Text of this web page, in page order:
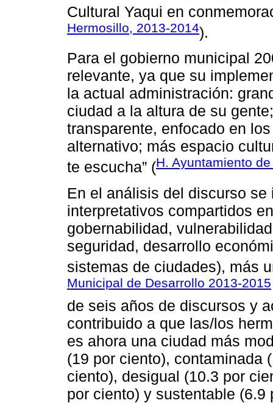
Cultural Yaqui en
Hermosillo, 2013-2014).
Para el gobierno municipal
relevante, ya que su
la actual administración:
ciudad a la altura de su
transparente, enfocado en
alternativo; más espacio
te escucha” (H. Ayuntamiento
En el análisis del discurso
interpretativos compartidos
gobernabilidad,
seguridad, desarrollo
sistemas de ciudades), más
Municipal de Desarrollo 2013-2015
de seis años de discursos y
contribuido a que las/los
es ahora una ciudad más
(19 por ciento), contaminada
ciento), desigual (10.3 por
por ciento) y sustentable (6.9